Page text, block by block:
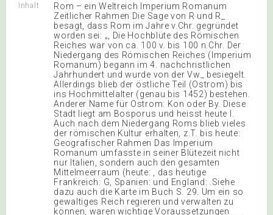
Inhalt
Rom – ein Weltreich Imperium Romanum
Zeitlicher Rahmen Die Sage von R und R_
besagt, dass Rom im Jahre v.Chr. gegründet
worden sei: „, Die Hochblüte des Römischen
Reiches war von ca. 100 v. bis 100 n.Chr. Der
Niedergang des Römischen Reiches (Imperium
Romanum) begann im 4. nachchristlichen
Jahrhundert und wurde von der Vw_ besiegelt.
Allerdings blieb der östliche Teil (Ostrom) bis
ins Hochmittelalter (genau bis 1452) bestehen.
Anderer Name für Ostrom: Kon oder By. Diese
Stadt liegt am Bosporus und heisst heute I.
Auch nach dem Niedergang Roms blieb vieles
der römischen Kultur erhalten, z.T. bis heute:
Geografischer Rahmen Das Imperium
Romanum umfasste in seiner Blütezeit nicht
nur Italien, sondern auch den gesamten
Mittelmeerraum (heute: , das heutige
Frankreich: G, Spanien: und England: .Siehe
dazu auch die Karte im Buch S. 29. Um ein so
gewaltiges Reich regieren und verwalten zu
können, waren wichtige Voraussetzungen